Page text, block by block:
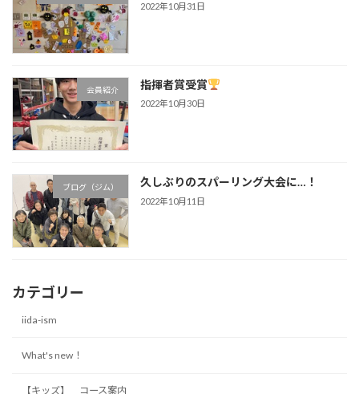
2022年10月31日
会員紹介 指揮者賞受賞
2022年10月30日
ブログ（ジム） 久しぶりのスパーリング大会に…！
2022年10月11日
カテゴリー
iida-ism
What's new！
【キッズ】 コース案内